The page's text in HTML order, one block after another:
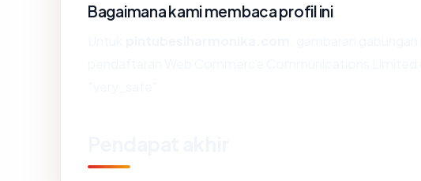
Bagaimana kami membaca profil ini